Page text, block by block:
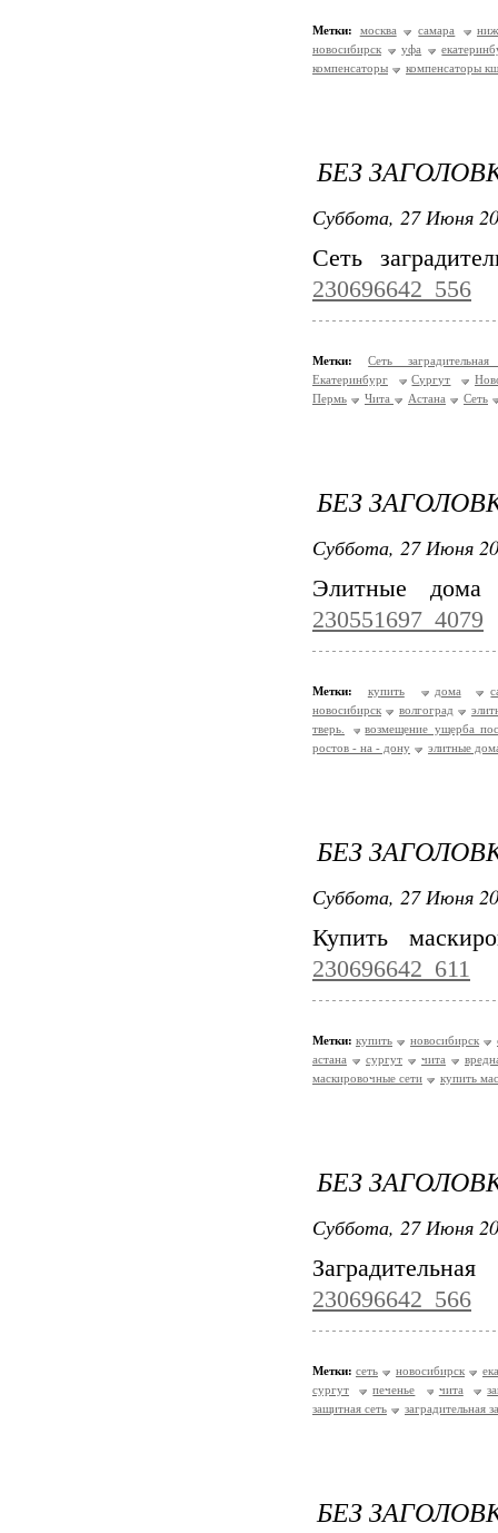
Метки: москва самара
новосибирск
уфа
компенсаторы
компенсаторы
БЕЗ
Суббота, 27 Июня
Сеть
230696642_556
Метки:
Сеть
Екатеринбург
Сургут
Пермь
Чита Астана Сеть
БЕЗ
Суббота, 27 Июня
Элитные
230551697_4079
Метки: купить дома
новосибирск
волгоград
тверь.
возмещение ущерба
ростов - на - дону
элитные
БЕЗ
Суббота, 27 Июня
Купить
230696642_611
Метки: купить новосибирск
астана
сургут чита
маскировочные сети
купить
БЕЗ
Суббота, 27 Июня
230696642_566
Метки: сеть новосибирск
сургут
печенье чита
защитная сеть
заградительная
БЕЗ